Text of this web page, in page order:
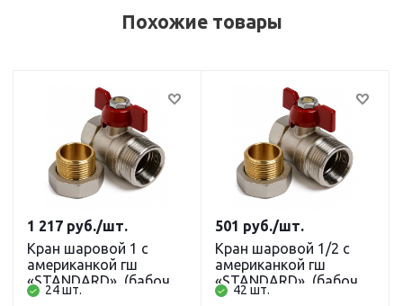
Похожие товары
Кран шаровой 1 с
американкой гш
«STANDARD», (бабочка
красная) НИКЕЛЬ
24 шт.
1 217 руб./шт.
Кран шаровой 1/2 с
американкой гш
«STANDARD», (бабочка
красная) НИКЕЛЬ
42 шт.
501 руб./шт.